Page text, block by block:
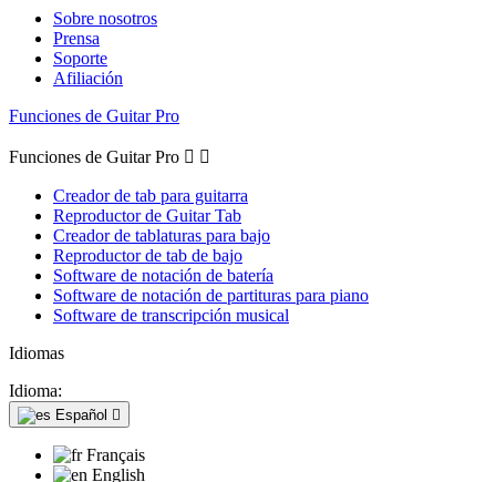
Sobre nosotros
Prensa
Soporte
Afiliación
Funciones de Guitar Pro
Funciones de Guitar Pro  
Creador de tab para guitarra
Reproductor de Guitar Tab
Creador de tablaturas para bajo
Reproductor de tab de bajo
Software de notación de batería
Software de notación de partituras para piano
Software de transcripción musical
Idiomas
Idioma:
Español 
Français
English